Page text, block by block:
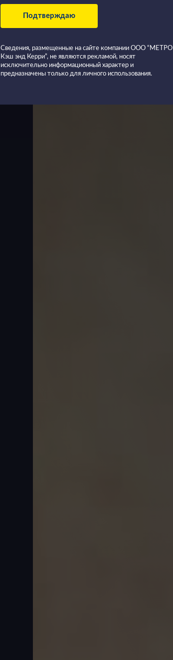
Подтверждаю
Сведения, размещенные на сайте компании ООО “МЕТРО
Кэш энд Керри”, не являются рекламой, носят
исключительно информационный характер и
предназначены только для личного использования.